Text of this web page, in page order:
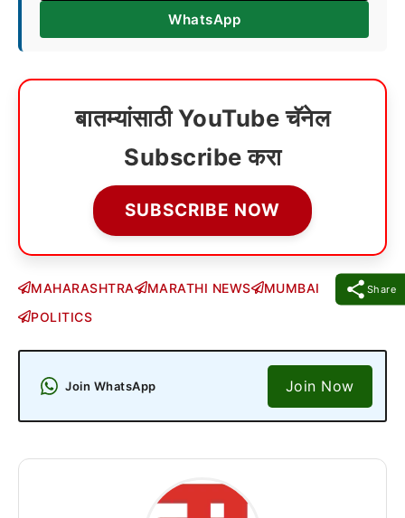
Share
WhatsApp
बातम्यांसाठी YouTube चॅनेल
Subscribe करा
SUBSCRIBE NOW
MAHARASHTRA MARATHI NEWS
MUMBAI
POLITICS
Join WhatsApp Join Now